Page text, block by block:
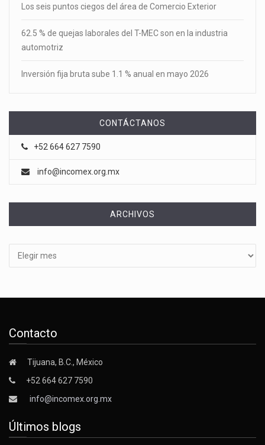
Los seis puntos ciegos del área de Comercio Exterior
62.5 % de quejas laborales del T-MEC son en la industria
automotriz
Inversión fija bruta sube 1.1 % anual en mayo 2026
CONTÁCTANOS
+52 664 627 7590
info@incomex.org.mx
ARCHIVOS
Contacto
Tijuana, B.C., México
+52 664 627 7590
info@incomex.org.mx
Últimos blogs